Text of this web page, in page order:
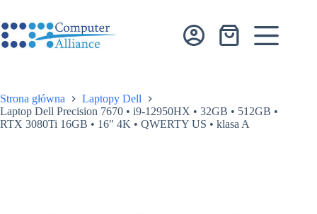
treści
Koszyk
Strona główna
Laptopy Dell
Laptop Dell Precision 7670 • i9-12950HX • 32GB • 512GB •
RTX 3080Ti 16GB • 16″ 4K • QWERTY US • klasa A